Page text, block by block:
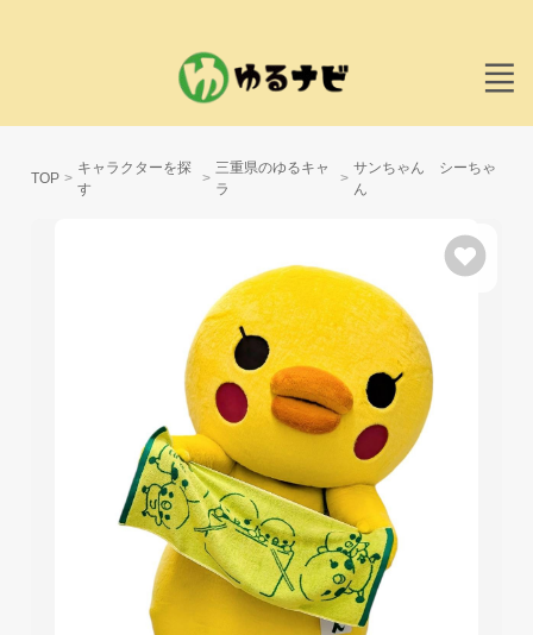
TOP
キャラクターを探
す
三重県のゆるキャ
ラ
サンちゃん シーちゃ
ん